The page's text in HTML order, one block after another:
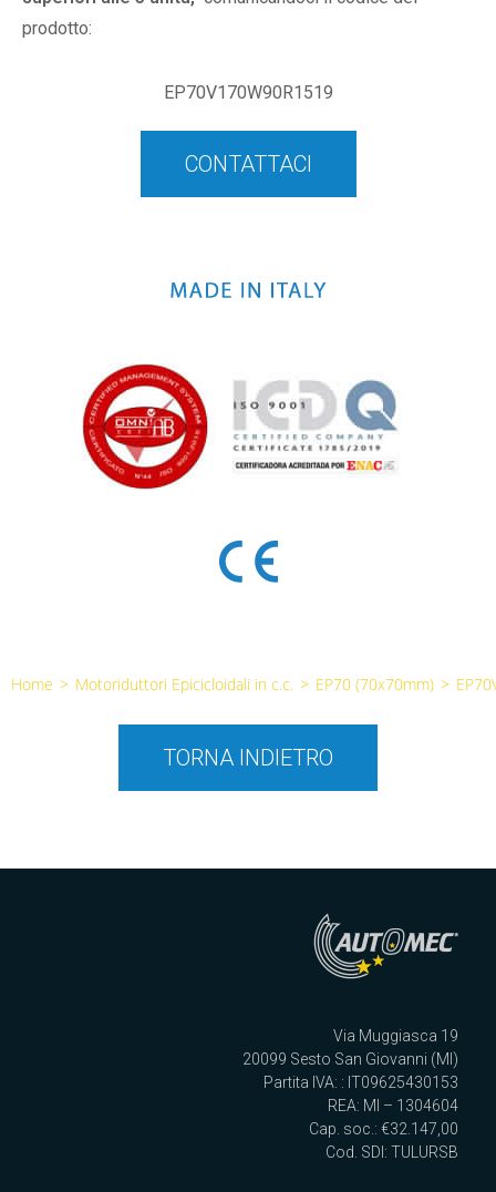
prodotto:
EP70V170W90R1519
CONTATTACI
Home > Motoriduttori Epicicloidali in c.c. > EP70 (70x70mm) >
TORNA INDIETRO
Via Muggiasca 19
20099 Sesto San Giovanni (MI)
Partita IVA: : IT09625430153
REA: MI – 1304604
Cap. soc.: €32.147,00
Cod. SDI: TULURSB